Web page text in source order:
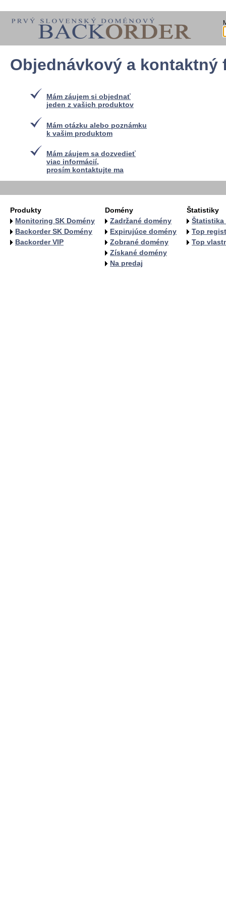
Objednávkový a kontaktný
Mám záujem si objednať
jeden z vašich produktov
Mám otázku alebo poznámku
k vašim produktom
Mám záujem sa dozvedieť
viac informácií,
prosím kontaktujte ma
Produkty
Monitoring SK Domény
Backorder SK Domény
Backorder VIP
Domény
Zadržané domény
Expirujúce domény
Zobrané domény
Získané domény
Na predaj
Štatistiky
Štatistika
Top
Top